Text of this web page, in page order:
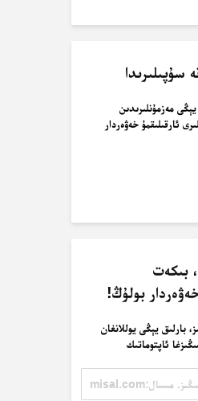
سۇپىلىرىدا
مەزمۇنلىرىدىن
ئارقىلىقمۇ خەۋەردار
بىكەت
بولۇڭ!
بارلىق يېڭى يوللانغان
ئاپتوماتىك